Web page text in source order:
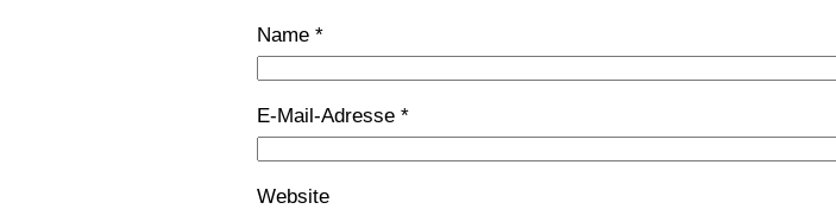
Name *
E-Mail-Adresse *
Website